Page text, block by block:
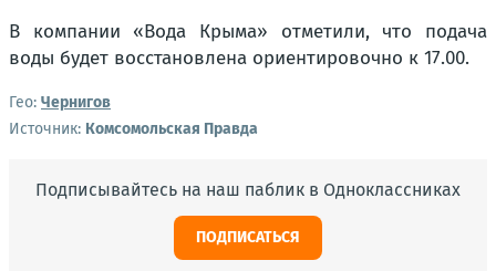
В компании «Вода Крыма» отметили, что подача
воды будет восстановлена ориентировочно к 17.00.
Гео: Чернигов
Источник: Комсомольская Правда
Подписывайтесь на наш паблик в Одноклассниках
ПОДПИСАТЬСЯ